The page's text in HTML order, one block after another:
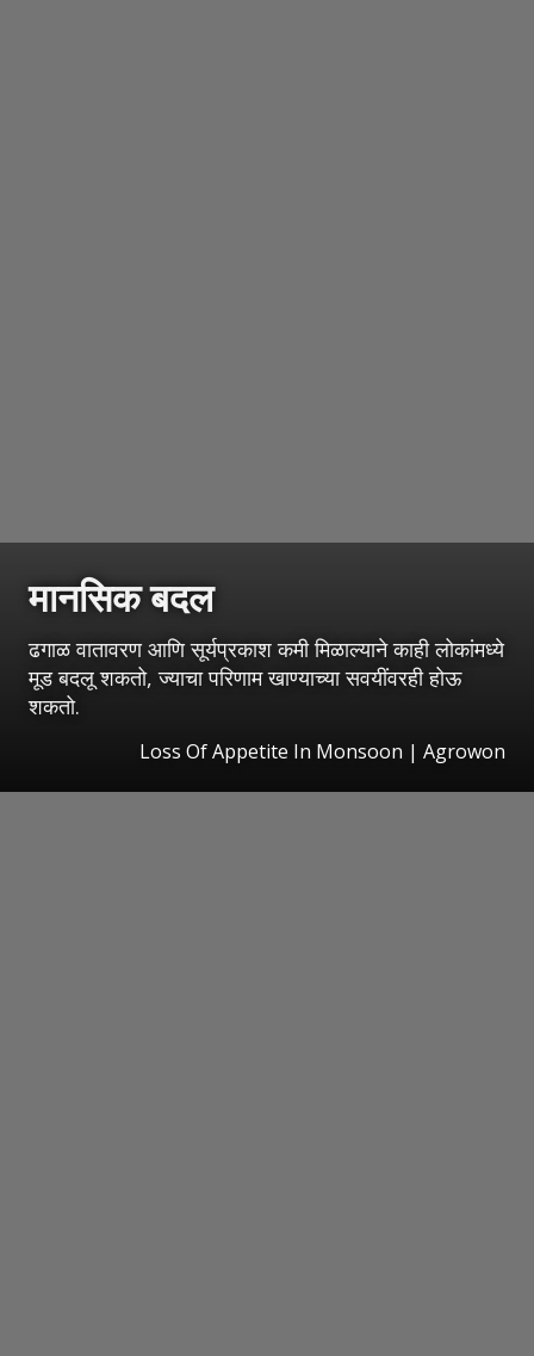
मानसिक बदल
ढगाळ वातावरण आणि सूर्यप्रकाश कमी मिळाल्याने काही लोकांमध्ये
मूड बदलू शकतो, ज्याचा परिणाम खाण्याच्या सवयींवरही होऊ
शकतो.
Loss Of Appetite In Monsoon | Agrowon